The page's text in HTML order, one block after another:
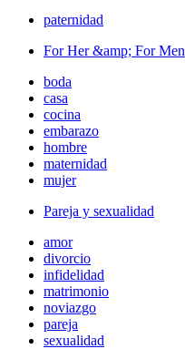
paternidad
For Her &amp; For Men
boda
casa
cocina
embarazo
hombre
maternidad
mujer
Pareja y sexualidad
amor
divorcio
infidelidad
matrimonio
noviazgo
pareja
sexualidad